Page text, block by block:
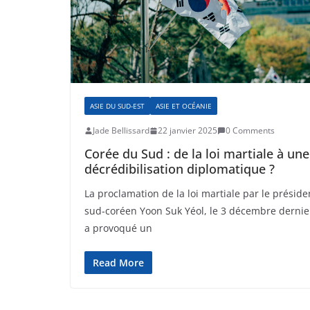
ASIE DU SUD-EST ASIE ET OCÉANIE
Jade Bellissard 22 janvier 2025 0 Comments
Corée du Sud : de la loi martiale à une
décrédibilisation diplomatique ?
La proclamation de la loi martiale par le
sud-coréen Yoon Suk Yéol, le 3 décembre
a provoqué un
Read More